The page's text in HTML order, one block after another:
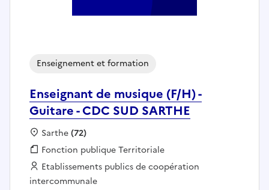
Enseignant de musique (F/H) -
Guitare - CDC SUD SARTHE
Enseignement et formation
Localisation :
Sarthe(72)
Fonction publique :
Fonction publique Territoriale
Employeur :
Etablissements publics de coopération
intercommunale